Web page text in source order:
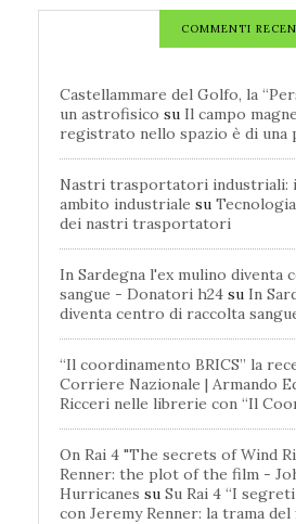
COMMENTI
Castellammare del Golfo, la
un astrofisico su Il campo
registrato nello spazio è di una
Nastri trasportatori industriali:
ambito industriale su
dei nastri trasportatori
In Sardegna l'ex mulino diventa
sangue - Donatori h24 su In
diventa centro di raccolta
“Il coordinamento BRICS” la
Corriere Nazionale | Armando
Ricceri nelle librerie con “Il
On Rai 4 "The secrets of Wind
Renner: the plot of the film -
Hurricanes su Su Rai 4 “I
con Jeremy Renner: la trama